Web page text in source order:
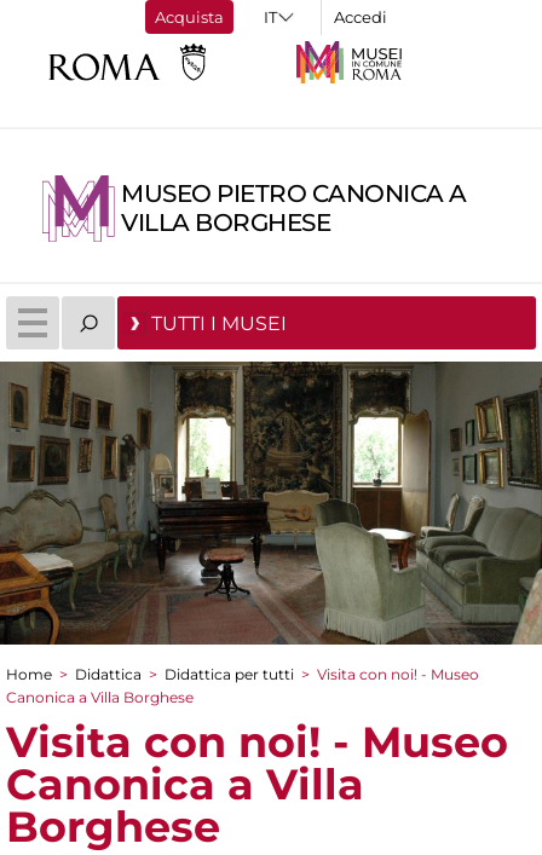
Acquista Accedi
MUSEO PIETRO CANONICA A
VILLA BORGHESE
TUTTI I MUSEI
Tu sei qui
Home > Didattica > Didattica per tutti > Visita con noi! - Museo
Canonica a Villa Borghese
Visita con noi! - Museo
Canonica a Villa
Borghese